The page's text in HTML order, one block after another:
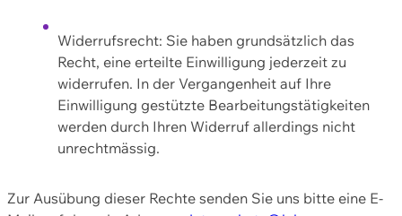
Widerrufsrecht: Sie haben grundsätzlich das
Recht, eine erteilte Einwilligung jederzeit zu
widerrufen. In der Vergangenheit auf Ihre
Einwilligung gestützte Bearbeitungstätigkeiten
werden durch Ihren Widerruf allerdings nicht
unrechtmässig.
Zur Ausübung dieser Rechte senden Sie uns bitte eine E-